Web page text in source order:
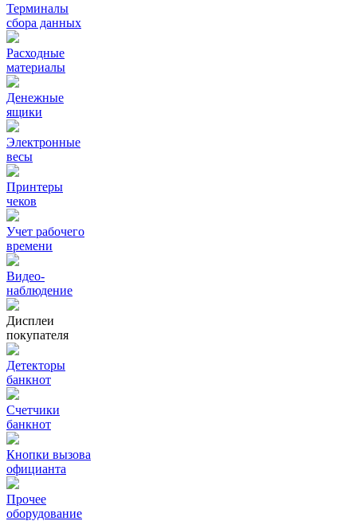
Терминалы
сбора данных
Расходные
материалы
Денежные
ящики
Электронные
весы
Принтеры
чеков
Учет рабочего
времени
Видео‑
наблюдение
Дисплеи
покупателя
Детекторы
банкнот
Счетчики
банкнот
Кнопки вызова
официанта
Прочее
оборудование